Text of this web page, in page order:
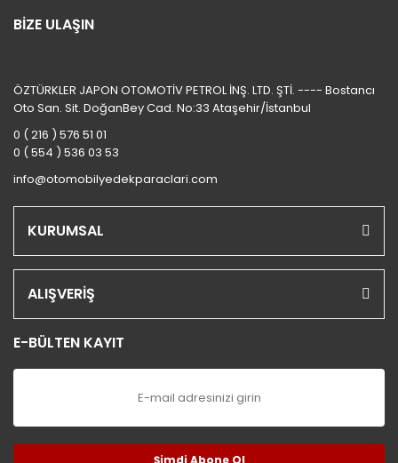
BİZE ULAŞIN
ÖZTÜRKLER JAPON OTOMOTİV PETROL İNŞ. LTD. ŞTİ. ---- Bostancı
Oto San. Sit. DoğanBey Cad. No:33 Ataşehir/İstanbul
0 ( 216 ) 576 51 01
0 ( 554 ) 536 03 53
info@otomobilyedekparaclari.com
KURUMSAL
ALIŞVERİŞ
E-BÜLTEN KAYIT
Şimdi Abone Ol